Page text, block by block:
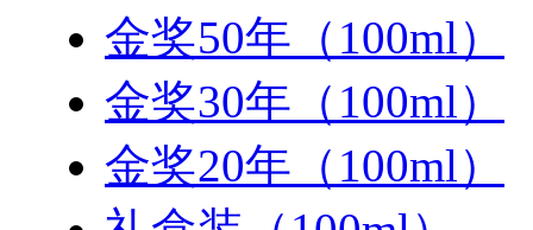
金奖50年（100ml）
金奖30年（100ml）
金奖20年（100ml）